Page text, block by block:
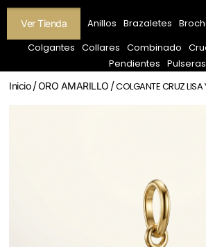
Ver Tienda Anillos Brazaletes
Colgantes Collares Combinado
Pendientes Pulseras
Inicio/ORO AMARILLO / COLGANTE CRUZ LISA